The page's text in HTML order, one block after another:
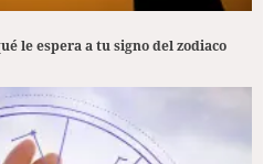
le espera a tu signo del zodiaco